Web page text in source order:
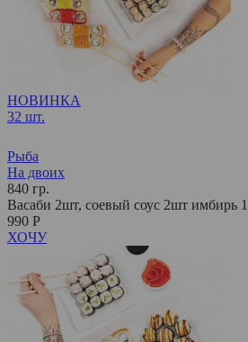
НОВИНКА
32 шт.
Рыба
На двоих
840 гр.
Васаби 2шт, соевый соус 2шт имбирь
990 Р
ХОЧУ